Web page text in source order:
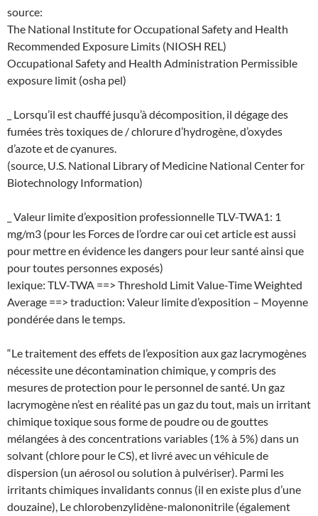
source:
The National Institute for Occupational Safety and Health
Recommended Exposure Limits (NIOSH REL)
Occupational Safety and Health Administration Permissible
exposure limit (osha pel)
_ Lorsqu’il est chauffé jusqu’à décomposition, il dégage des
fumées très toxiques de / chlorure d’hydrogène, d’oxydes
d’azote et de cyanures.
(source, U.S. National Library of Medicine National Center for
Biotechnology Information)
_ Valeur limite d’exposition professionnelle TLV-TWA1: 1
mg/m3 (pour les Forces de l’ordre car oui cet article est aussi
pour mettre en évidence les dangers pour leur santé ainsi que
pour toutes personnes exposés)
lexique: TLV-TWA ==> Threshold Limit Value-Time Weighted
Average ==> traduction: Valeur limite d’exposition – Moyenne
pondérée dans le temps.
“Le traitement des effets de l’exposition aux gaz lacrymogènes
nécessite une décontamination chimique, y compris des
mesures de protection pour le personnel de santé. Un gaz
lacrymogène n’est en réalité pas un gaz du tout, mais un irritant
chimique toxique sous forme de poudre ou de gouttes
mélangées à des concentrations variables (1% à 5%) dans un
solvant (chlore pour le CS), et livré avec un véhicule de
dispersion (un aérosol ou solution à pulvériser). Parmi les
irritants chimiques invalidants connus (il en existe plus d’une
douzaine), Le chlorobenzylidène-malononitrile (également